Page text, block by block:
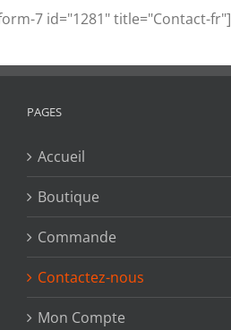
7 id="1281" title="Contact-fr"]
PAGES
Accueil
Boutique
Commande
Contactez-nous
Mon Compte